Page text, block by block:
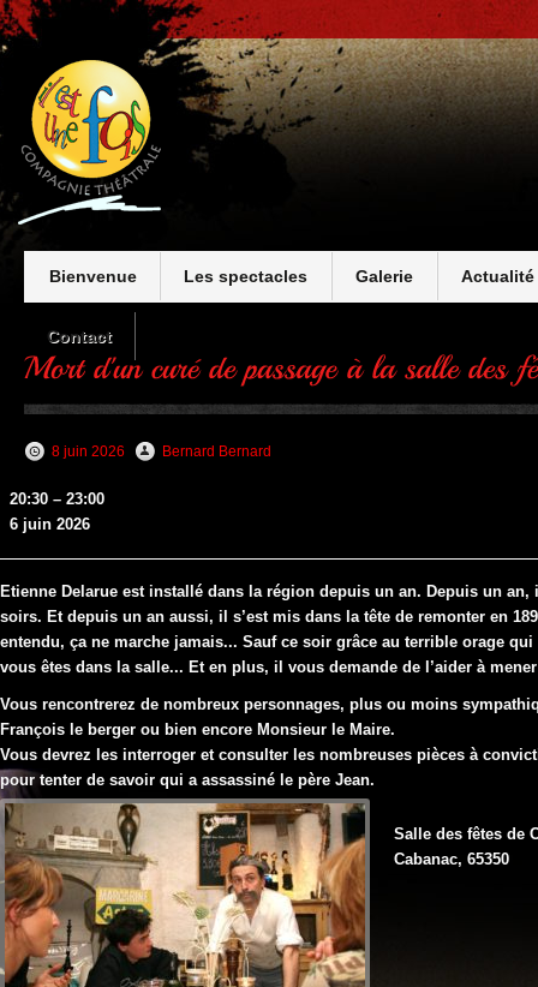
Bienvenue Les spectacles Galerie Actualité
Contact
8 juin 2026 Bernard Bernard
curé
de
passage
à
la
salle
fêtes
de
Cabanac
(65)
20:30 – 23:00
6 juin 2026
Etienne Delarue est installé dans la région depuis un an. Depuis un
soirs. Et depuis un an aussi, il s’est mis dans la tête de remonter en
entendu, ça ne marche jamais... Sauf ce soir grâce au terrible orage
vous êtes dans la salle... Et en plus, il vous demande de l’aider à mener
Vous rencontrerez de nombreux personnages, plus ou moins
François le berger ou bien encore Monsieur le Maire.
Vous devrez les interroger et consulter les nombreuses pièces à
pour tenter de savoir qui a assassiné le père Jean.
Salle des fêtes de
Cabanac, 65350